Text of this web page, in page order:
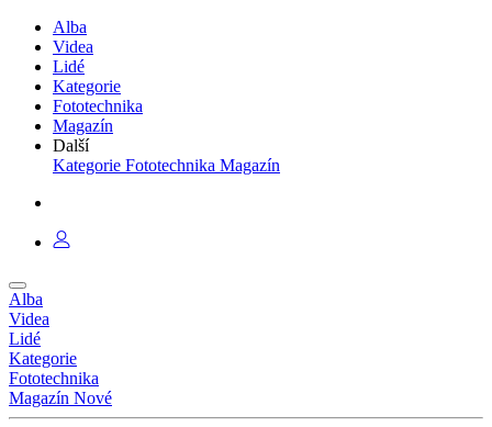
Alba
Videa
Lidé
Kategorie
Fototechnika
Magazín
Další
Kategorie Fototechnika Magazín
Alba
Videa
Lidé
Kategorie
Fototechnika
Magazín Nové